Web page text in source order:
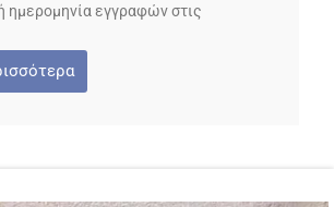
ημερομηνία εγγραφών στις